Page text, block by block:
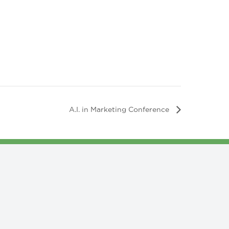
A.I. in Marketing Conference